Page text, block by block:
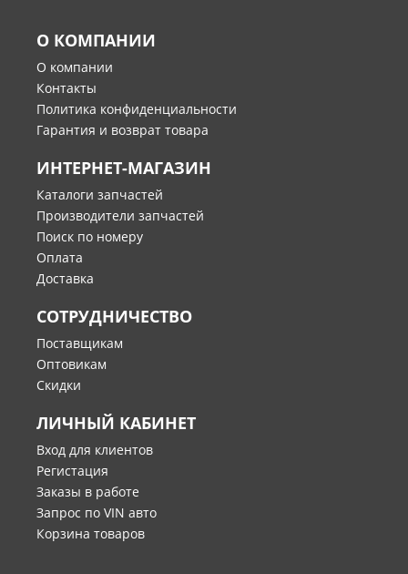
О КОМПАНИИ
О компании
Контакты
Политика конфиденциальности
Гарантия и возврат товара
ИНТЕРНЕТ-МАГАЗИН
Каталоги запчастей
Производители запчастей
Поиск по номеру
Оплата
Доставка
СОТРУДНИЧЕСТВО
Поставщикам
Оптовикам
Скидки
ЛИЧНЫЙ КАБИНЕТ
Вход для клиентов
Регистация
Заказы в работе
Запрос по VIN авто
Корзина товаров